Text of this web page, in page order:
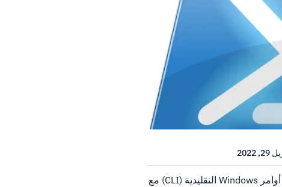
عند مقارنة أوامر واجهة سطر أوامر Windows التقليدية (CLI) مع